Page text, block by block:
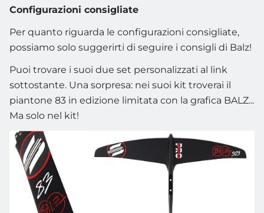
Configurazioni consigliate
Per quanto riguarda le configurazioni consigliate,
possiamo solo suggerirti di seguire i consigli di Balz!
Puoi trovare i suoi due set personalizzati al link
sottostante. Una sorpresa: nei suoi kit troverai il
piantone 83 in edizione limitata con la grafica BALZ...
Ma solo nel kit!